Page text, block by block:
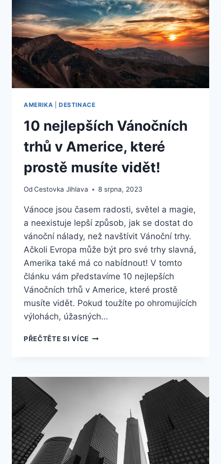
AMERIKA DESTINACE
10 nejlepších Vánočních
trhů v Americe, které
prostě musíte vidět!
OdCestovka Jihlava 8 srpna, 2023
Vánoce jsou časem radosti, světel a magie,
a neexistuje lepší způsob, jak se dostat do
vánoční nálady, než navštívit Vánoční trhy.
Ačkoli Evropa může být pro své trhy slavná,
Amerika také má co nabídnout! V tomto
článku vám představíme 10 nejlepších
Vánočních trhů v Americe, které prostě
musíte vidět. Pokud toužíte po ohromujících
výlohách, úžasných…
PŘEČTĚTE SI VÍCE10
V
MUSÍTE
VIDĚT!